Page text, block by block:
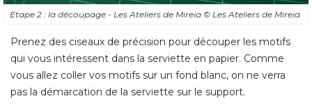
Etape 2 : la découpage - Les Ateliers de Mireia © Les Ateliers de Mireia
Prenez des ciseaux de précision pour découper les motifs
qui vous intéressent dans la serviette en papier. Comme
vous allez coller vos motifs sur un fond blanc, on ne verra
pas la démarcation de la serviette sur le support.